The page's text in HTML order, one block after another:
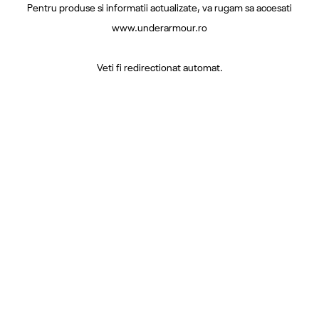
Pentru produse si informatii actualizate, va rugam sa accesati
www.underarmour.ro
Veti fi redirectionat automat.